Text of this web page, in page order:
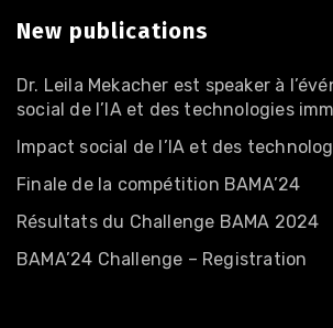
New publications
Dr. Leila Mekacher est speaker à
social de l’IA et des technologies
Impact social de l’IA et des
Finale de la compétition BAMA’24
Résultats du Challenge BAMA 2024
BAMA’24 Challenge – Registration